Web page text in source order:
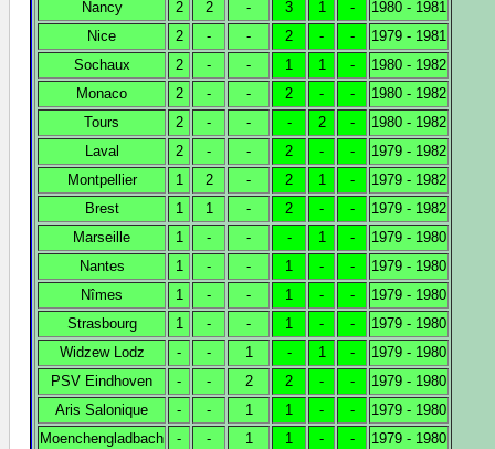
Nancy
2 2 - 3 1 -
1980 - 1981
Nice
2 - - 2 - -
1979 - 1981
Sochaux
2 - - 1 1 -
1980 - 1982
Monaco
2 - - 2 - -
1980 - 1982
Tours
2 - - - 2 -
1980 - 1982
Laval
2 - - 2 - -
1979 - 1982
Montpellier
1 2 - 2 1 -
1979 - 1982
Brest
1 1 - 2 - -
1979 - 1982
Marseille
1 - - - 1 -
1979 - 1980
Nantes
1 - - 1 - -
1979 - 1980
Nîmes
1 - - 1 - -
1979 - 1980
Strasbourg
1 - - 1 - -
1979 - 1980
Widzew Lodz
- - 1 - 1 -
1979 - 1980
PSV Eindhoven
- - 2 2 - -
1979 - 1980
Aris Salonique
- - 1 1 - -
1979 - 1980
Moenchengladbach
- - 1 1 - -
1979 - 1980